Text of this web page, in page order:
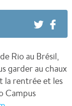
Rio au Brésil,
garder au chaux
la rentrée et les
Campus